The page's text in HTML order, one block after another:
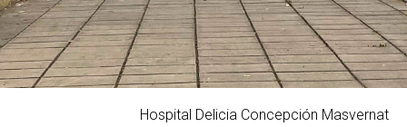
Hospital Delicia Concepción Masvernat